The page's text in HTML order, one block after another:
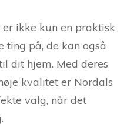
ikke kun en praktisk
ting på, de kan også
dit hjem. Med deres
kvalitet er Nordals
valg, når det